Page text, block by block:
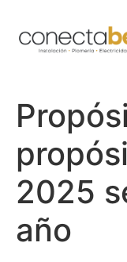
2025
año